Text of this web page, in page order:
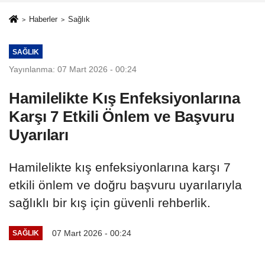
Haberler Sağlık
SAĞLIK
Yayınlanma: 07 Mart 2026 - 00:24
Hamilelikte Kış Enfeksiyonlarına
Karşı 7 Etkili Önlem ve Başvuru
Uyarıları
Hamilelikte kış enfeksiyonlarına karşı 7
etkili önlem ve doğru başvuru uyarılarıyla
sağlıklı bir kış için güvenli rehberlik.
SAĞLIK 07 Mart 2026 - 00:24